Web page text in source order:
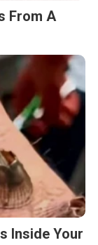
From A
Inside Your